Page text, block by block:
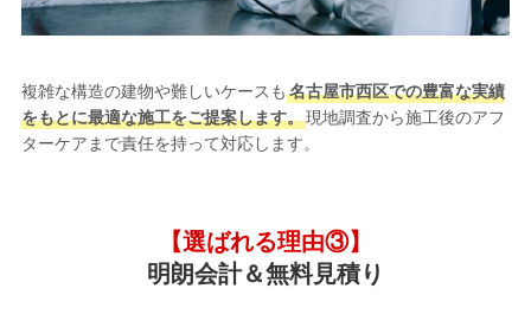
複雑な構造の建物や難しいケースも 名古屋市西区での豊富な実績
をもとに最適な施工をご提案します。現地調査から施工後のアフ
ターケアまで責任を持って対応します。
【選ばれる理由③】
明朗会計＆無料見積り